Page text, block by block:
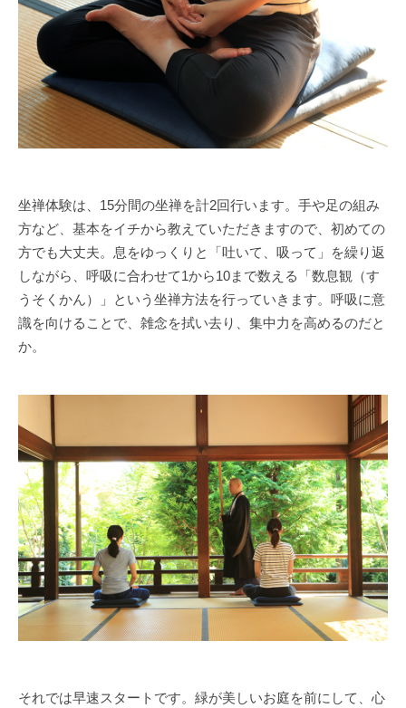
坐禅体験は、15分間の坐禅を計2回行います。手や足の組み
方など、基本をイチから教えていただきますので、初めての
方でも大丈夫。息をゆっくりと「吐いて、吸って」を繰り返
しながら、呼吸に合わせて1から10まで数える「数息観（す
うそくかん）」という坐禅方法を行っていきます。呼吸に意
識を向けることで、雑念を拭い去り、集中力を高めるのだと
か。
それでは早速スタートです。緑が美しいお庭を前にして、心